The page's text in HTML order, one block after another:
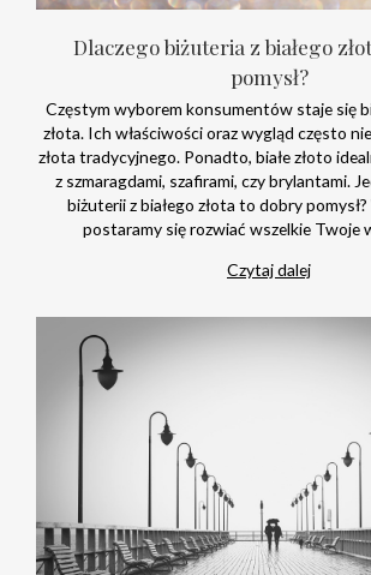
Dlaczego biżuteria z białego
pomysł?
Częstym wyborem konsumentów staje się
złota. Ich właściwości oraz wygląd często
złota tradycyjnego. Ponadto, białe złoto
z szmaragdami, szafirami, czy brylantami.
biżuterii z białego złota to dobry
postaramy się rozwiać wszelkie Twoje
Czytaj dalej